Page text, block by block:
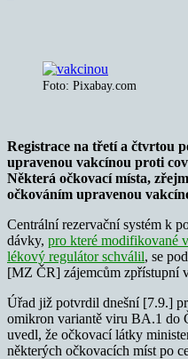
Foto: Pixabay.com
Registrace na třetí a čtvrtou
upravenou vakcínou proti
Některá očkovací místa,
očkováním upravenou
Centrální rezervační systém k
dávky, pro které modifikované
lékový regulátor schválil, se
[MZ ČR] zájemcům zpřístupní
Úřad již potvrdil dnešní [7.9.]
omikron variantě viru BA.1 do
uvedl, že očkovací látky
některých očkovacích míst po